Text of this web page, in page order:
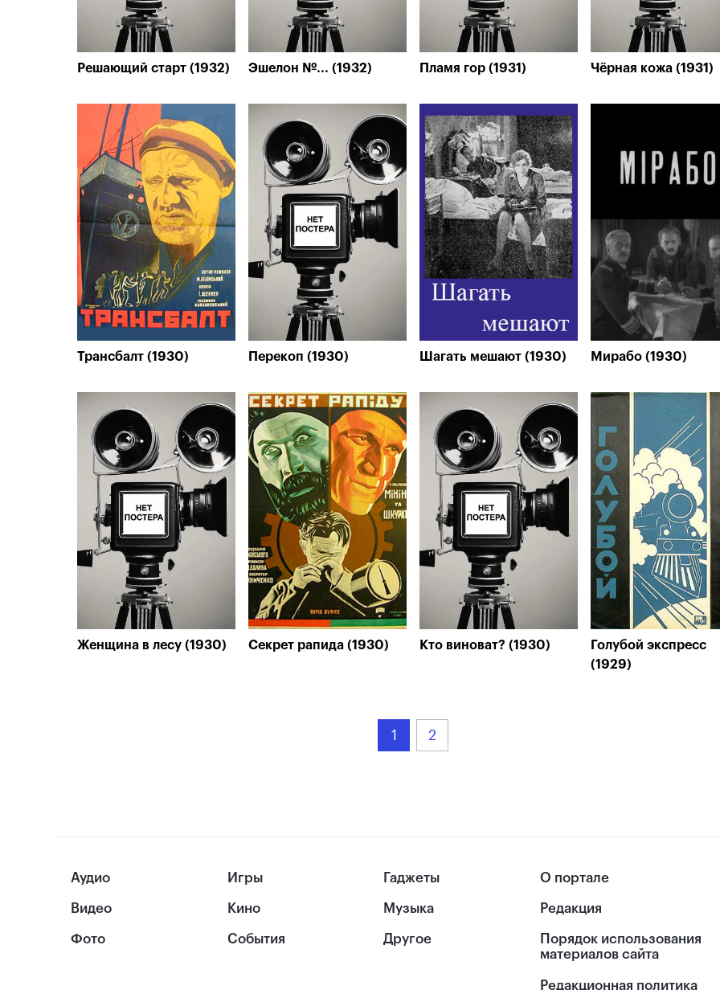
Решающий старт (1932) Эшелон №... (1932) Пламя гор (1931) Чёрная кожа (1931)
Трансбалт (1930) Перекоп (1930) Шагать мешают (1930) Мирабо (1930)
Женщина в лесу (1930) Секрет рапида (1930) Кто виноват? (1930)
Голубой экспресс
(1929)
1 2
Аудио
Видео
Фото
Игры
Кино
События
Гаджеты
Музыка
Другое
О портале
Редакция
Порядок использования
материалов сайта
Редакционная политика